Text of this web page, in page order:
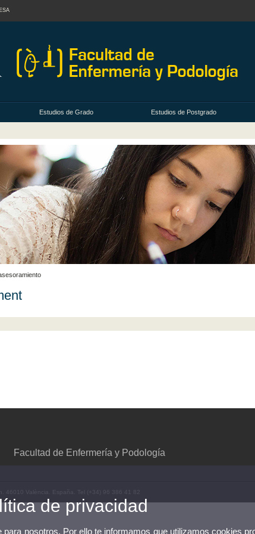
Estudios de Grado Estudios de Postgrado
Facultad de Enfermería y Podología
46010 València. España. Tel (+34) 96 386 41 82
de privacidad
para nosotros. Por ello te informamos que utilizamos cookies